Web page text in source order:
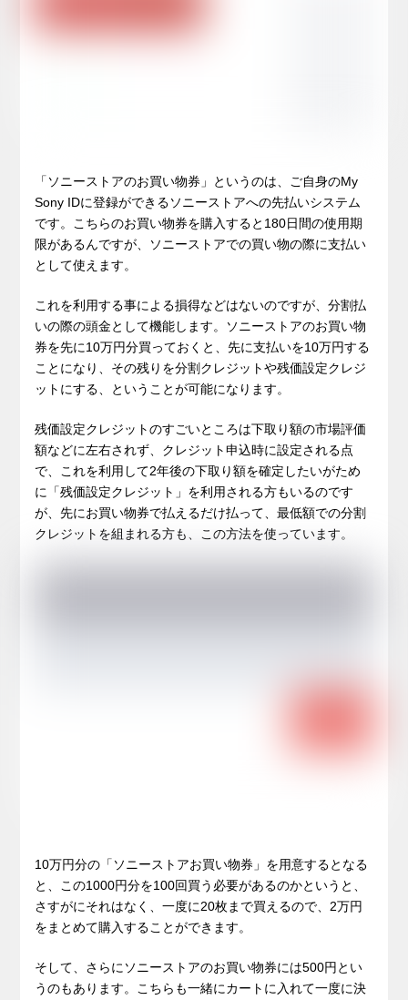
「ソニーストアのお買い物券」というのは、ご自身のMy
Sony IDに登録ができるソニーストアへの先払いシステム
です。こちらのお買い物券を購入すると180日間の使用期
限があるんですが、ソニーストアでの買い物の際に支払い
として使えます。
これを利用する事による損得などはないのですが、分割払
いの際の頭金として機能します。ソニーストアのお買い物
券を先に10万円分買っておくと、先に支払いを10万円する
ことになり、その残りを分割クレジットや残価設定クレジ
ットにする、ということが可能になります。
残価設定クレジットのすごいところは下取り額の市場評価
額などに左右されず、クレジット申込時に設定される点
で、これを利用して2年後の下取り額を確定したいがため
に「残価設定クレジット」を利用される方もいるのです
が、先にお買い物券で払えるだけ払って、最低額での分割
クレジットを組まれる方も、この方法を使っています。
10万円分の「ソニーストアお買い物券」を用意するとなる
と、この1000円分を100回買う必要があるのかというと、
さすがにそれはなく、一度に20枚まで買えるので、2万円
をまとめて購入することができます。
そして、さらにソニーストアのお買い物券には500円とい
うのもあります。こちらも一緒にカートに入れて一度に決